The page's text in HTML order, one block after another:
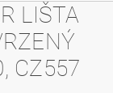
LIŠTA
CZ557